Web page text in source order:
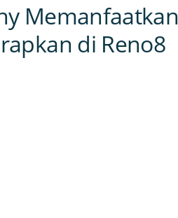
Memanfaatkan
di Reno8